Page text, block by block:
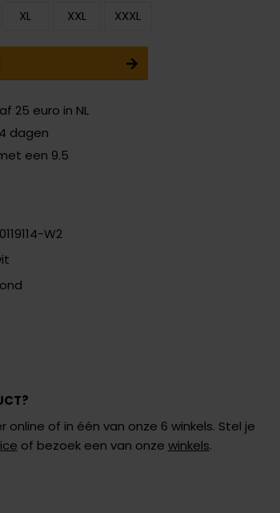
XL XXL XXXL
25 euro in NL
dagen
een 9.5
W2
online of in één van onze 6 winkels. Stel je
of bezoek een van onze winkels.